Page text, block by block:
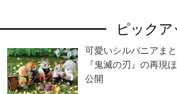
ピックア
可愛いシルバニアま
『鬼滅の刃』の再現
公開